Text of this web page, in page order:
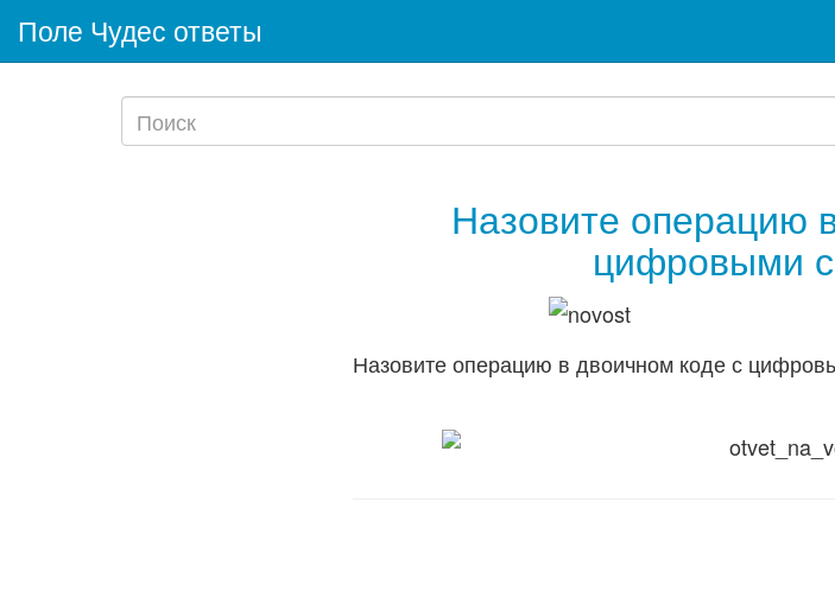
Поле Чудес ответы
Назовите операцию
цифровыми
Назовите операцию в двоичном коде с